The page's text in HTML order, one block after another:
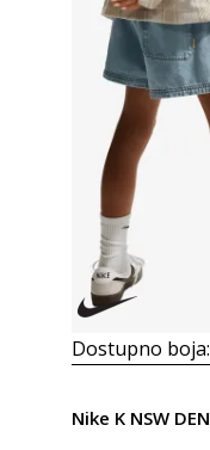
Dostupno boja:
Nike K NSW